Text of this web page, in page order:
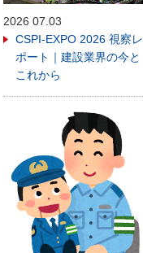
2026 07.03
CSPI-EXPO 2026 視察レ
ポート｜建設業界の今と
これから